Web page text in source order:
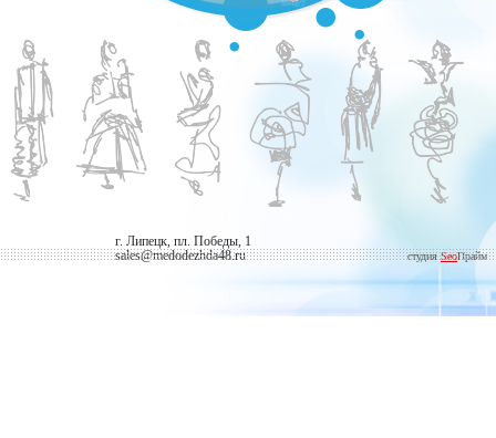
г. Липецк, пл. Победы, 1
sales@medodezhda48.ru
студияSeoПрайм